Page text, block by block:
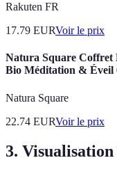
Rakuten FR
17.79 EURVoir le prix
Natura Square Coffret
Bio Méditation & Éveil
Natura Square
22.74 EURVoir le prix
3.